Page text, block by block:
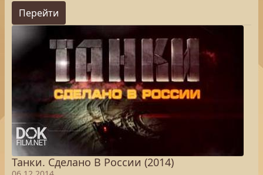
Перейти
Танки. Сделано В России (2014)